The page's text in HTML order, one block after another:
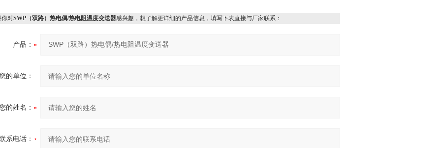
对SWP（双路）热电偶/热电阻温度变送器感兴趣，想了解更详细的产品信息，填写下表直接与厂家联系：
产品：
的单位：
的姓名：
系电话：